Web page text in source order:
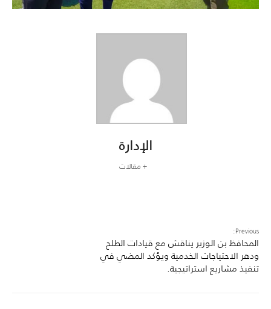
الإدارة
+ مقالات
Previous:
المحافظ بن الوزير يناقش مع قيادات الطلح
ودهر الاحتياجات الخدمية ويؤكد المضي في
تنفيذ مشاريع استراتيجية.